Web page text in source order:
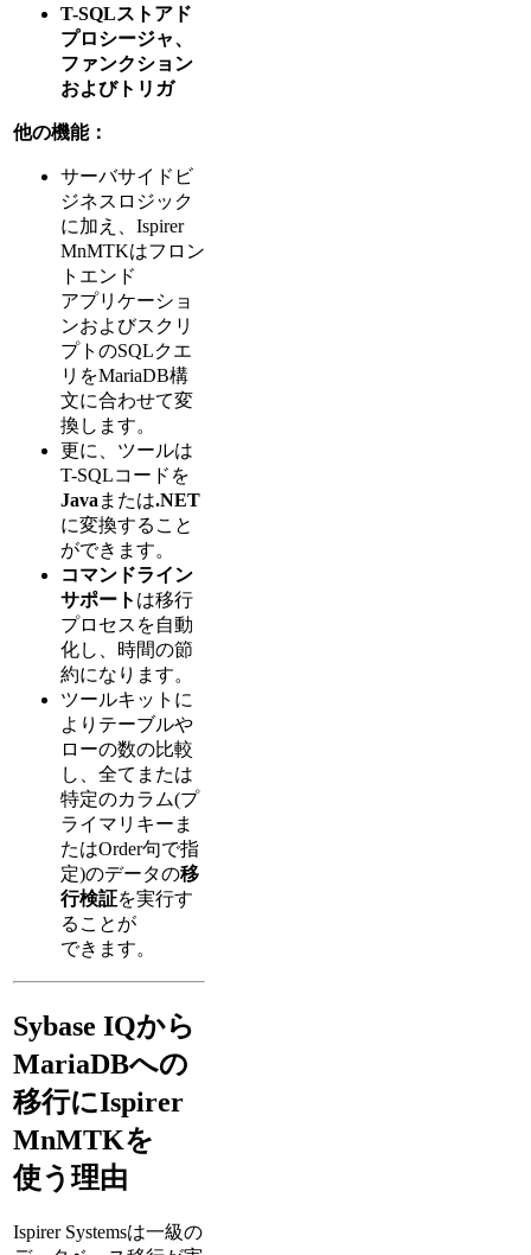
T-SQLストアド
プロシージャ、
ファンクション
およびトリガ
他の機能：
サーバサイドビ
ジネスロジック
に加え、Ispirer
MnMTKはフロン
トエンド
アプリケーショ
ンおよびスクリ
プトのSQLクエ
リをMariaDB構
文に合わせて変
換します。
更に、ツールは
T-SQLコードを
Java または.NET
に変換すること
ができます。
コマンドライン
サポート は移行
プロセスを自動
化し、時間の節
約になります。
ツールキットに
よりテーブルや
ローの数の比較
し、全てまたは
特定のカラム(プ
ライマリキーま
たはOrder句で指
定)のデータの移
行検証を実行す
ることが
できます。
Sybase IQから
MariaDBへの
移行にIspirer
MnMTKを
使う理由
Ispirer Systemsは一級の